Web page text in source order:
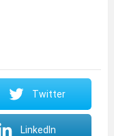
Twitter
LinkedIn